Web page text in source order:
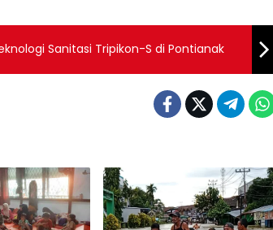
Sanitasi Tripikon-S di Pontianak